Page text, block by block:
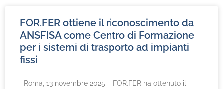
FOR.FER ottiene il riconoscimento da
ANSFISA come Centro di Formazione
per i sistemi di trasporto ad impianti
fissi
Roma, 13 novembre 2025 – FOR.FER ha ottenuto il